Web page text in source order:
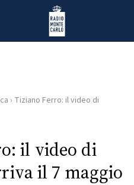
Radio Monte Carlo
› Tiziano Ferro: il video di
il video di
il 7 maggio